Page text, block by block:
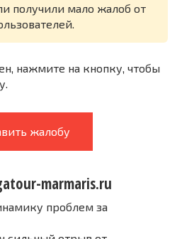
получили мало жалоб от
нажмите на кнопку, чтобы
жалобу
marmaris.ru
проблем за